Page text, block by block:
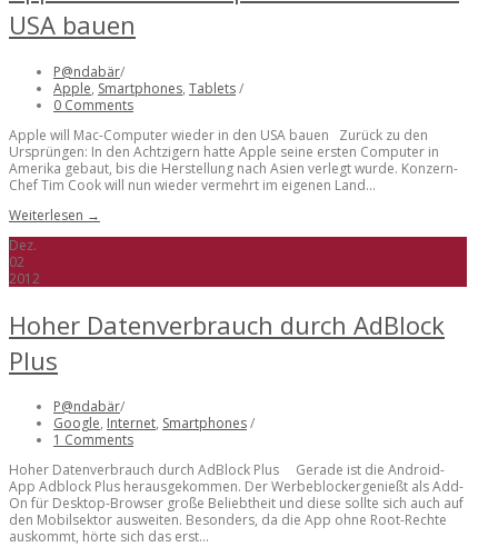
USA bauen
P@ndabär/
Apple, Smartphones, Tablets/
0 Comments
Apple will Mac-Computer wieder in den USA bauen Zurück zu den
Ursprüngen: In den Achtzigern hatte Apple seine ersten Computer in
Amerika gebaut, bis die Herstellung nach Asien verlegt wurde. Konzern-
Chef Tim Cook will nun wieder vermehrt im eigenen Land...
Weiterlesen →
Dez.
02
2012
Hoher Datenverbrauch durch AdBlock
Plus
P@ndabär/
Google, Internet, Smartphones/
1 Comments
Hoher Datenverbrauch durch AdBlock Plus Gerade ist die Android-
App Adblock Plus herausgekommen. Der Werbeblockergenießt als Add-
On für Desktop-Browser große Beliebtheit und diese sollte sich auch auf
den Mobilsektor ausweiten. Besonders, da die App ohne Root-Rechte
auskommt, hörte sich das erst...